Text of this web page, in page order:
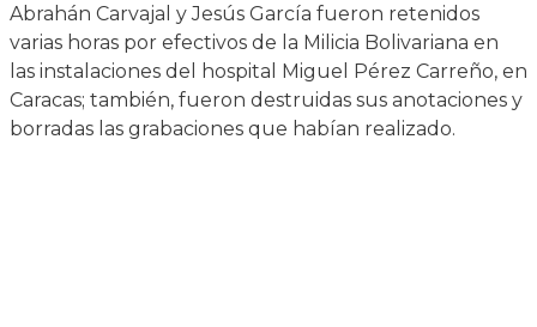
Abrahán Carvajal y Jesús García fueron retenidos
varias horas por efectivos de la Milicia Bolivariana en
las instalaciones del hospital Miguel Pérez Carreño, en
Caracas; también, fueron destruidas sus anotaciones y
borradas las grabaciones que habían realizado.